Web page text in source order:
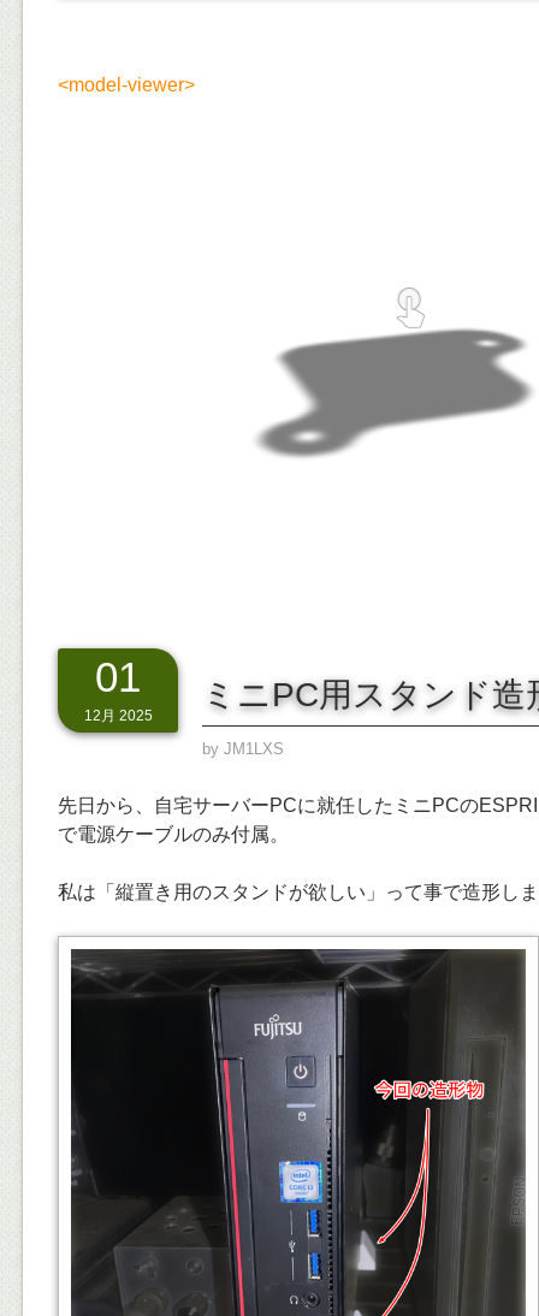
<model-viewer>
01
12月 2025
ミニPC用スタンド造
by JM1LXS
先日から、自宅サーバーPCに就任したミニPCの
で電源ケーブルのみ付属。
私は「縦置き用のスタンドが欲しい」って事で造形し